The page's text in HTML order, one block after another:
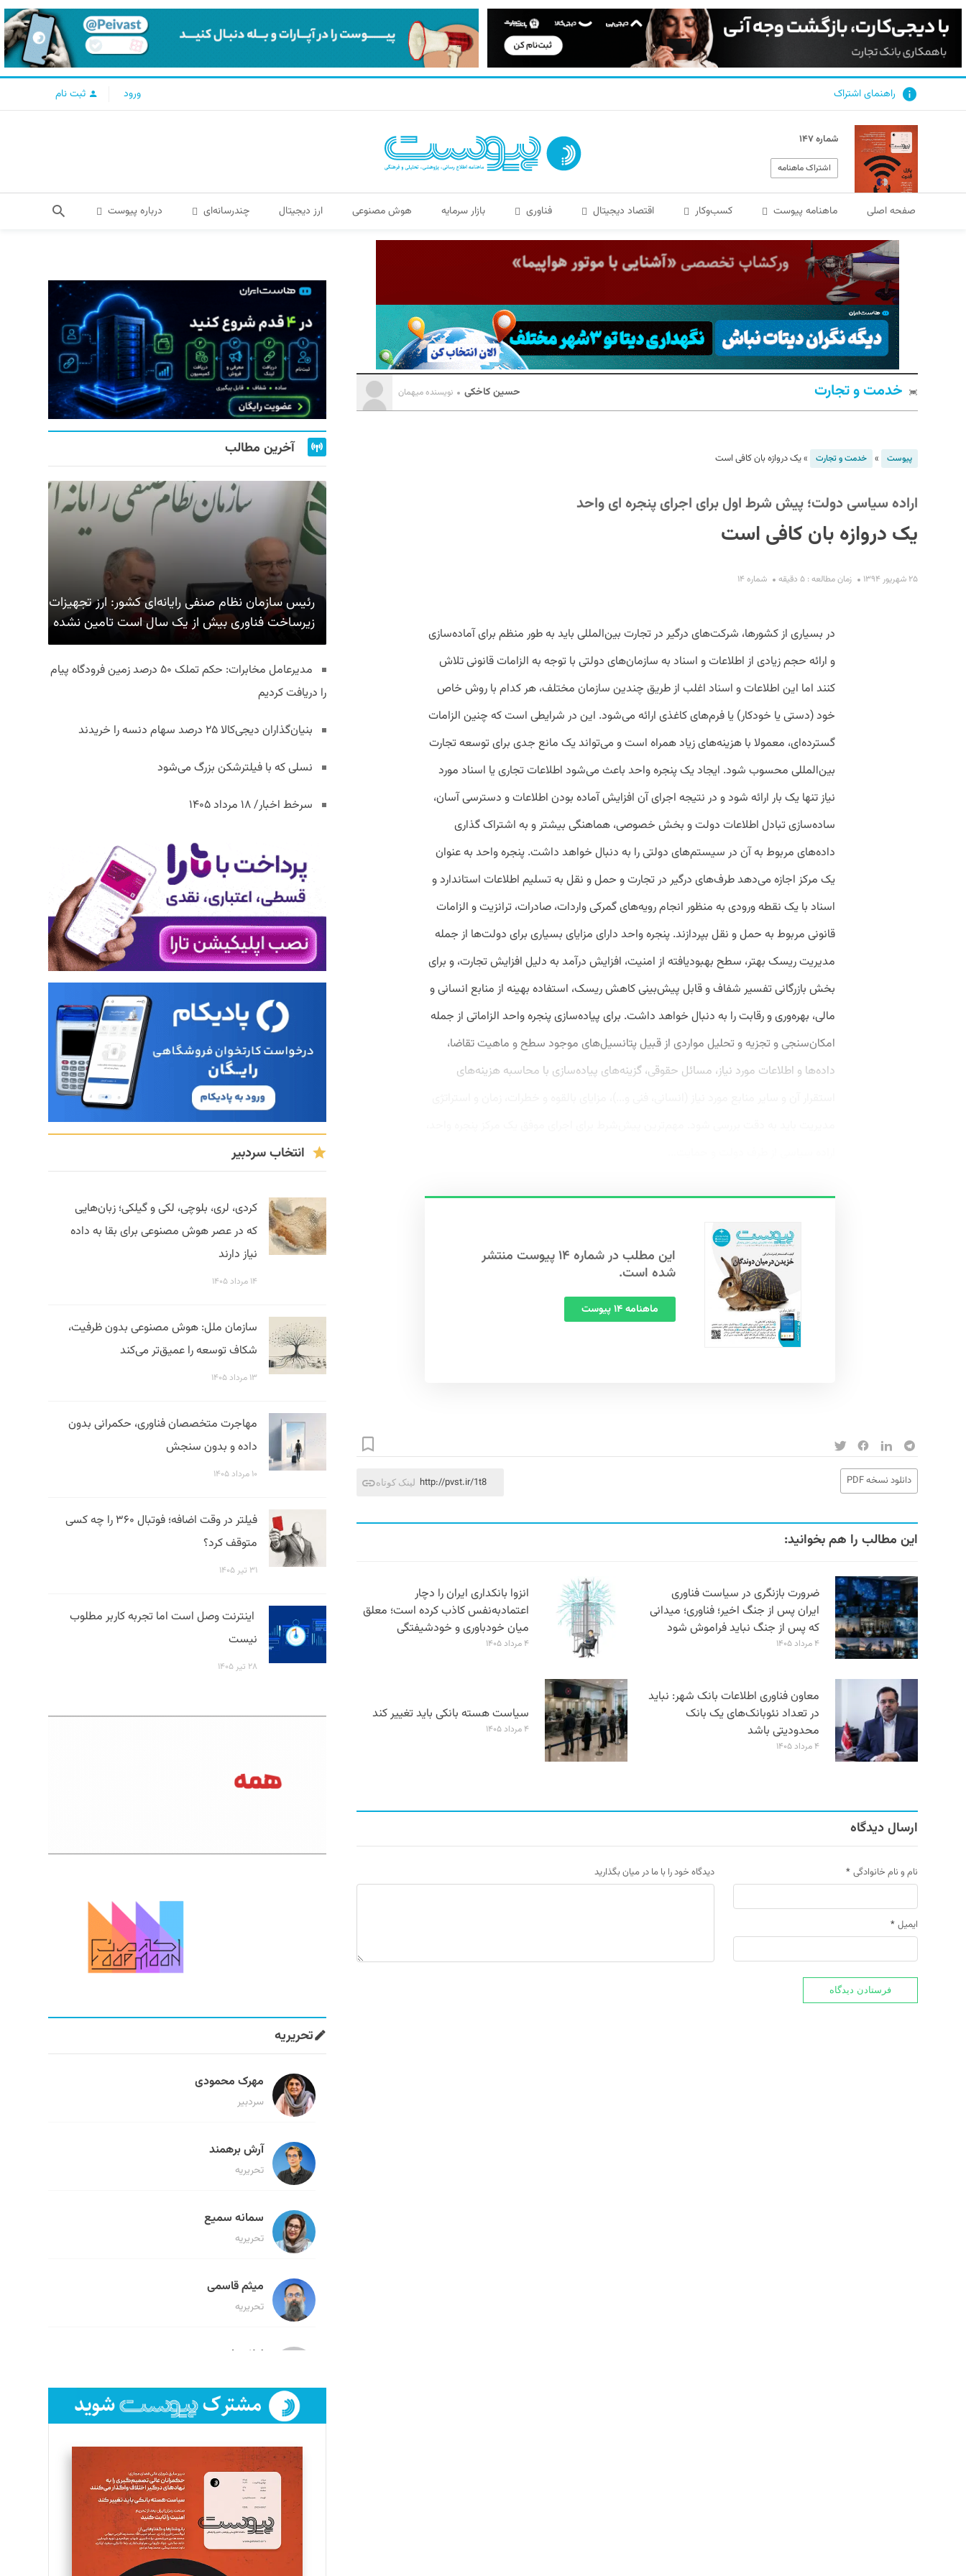
راهنمای اشتراک ورود ثبت نام
شماره ۱۴۷
اشتراک ماهنامه
صفحه اصلی ماهنامه پیوست کسب‌و‌کار اقتصاد دیجیتال فناوری بازار سرمایه هوش مصنوعی ارز دیجیتال چندرسانه‌ای درباره پیوست
خدمت و تجارت حسین کاخکی نویسنده میهمان
پیوست » خدمت و تجارت »یک دروازه بان کافی است
اراده سیاسی دولت؛ پیش شرط اول برای اجرای پنجره ای واحد
یک دروازه بان کافی است
۲۵ شهریور ۱۳۹۴ زمان مطالعه : ۵ دقیقه شماره ۱۴
در بسیاری از کشورها، شرکت‌های درگیر در تجارت بین‌المللی باید به طور منظم برای آماده‌سازی
و ارائه حجم زیادی از اطلاعات و اسناد به سازمان‌های دولتی با توجه به الزامات قانونی تلاش
کنند اما این اطلاعات و اسناد اغلب از طریق چندین سازمان مختلف، هر کدام با روش خاص
خود (دستی یا خودکار) یا فرم‌های کاغذی ارائه می‌شود. این در شرایطی است که چنین الزامات
گسترده‌ای، معمولا با هزینه‌های زیاد همراه است و می‌تواند یک مانع جدی برای توسعه تجارت
بین‌المللی محسوب شود. ایجاد یک پنجره واحد باعث می‌شود اطلاعات تجاری یا اسناد مورد
نیاز تنها یک بار ارائه شود و در نتیجه اجرای آن افزایش آماده بودن اطلاعات و دسترسی آسان،
ساده‌سازی تبادل اطلاعات دولت و بخش خصوصی، هماهنگی بیشتر و به اشتراک گذاری
داده‌های مربوط به آن در سیستم‌های دولتی را به ‌دنبال خواهد داشت. پنجره واحد به عنوان
یک مرکز اجازه می‌دهد طرف‌های درگیر در تجارت و حمل و نقل به تسلیم اطلاعات استاندارد و
اسناد با یک نقطه ورودی به منظور انجام رویه‌های گمرکی واردات، صادرات، ترانزیت و الزامات
قانونی مربوط به حمل و نقل بپردازند. پنجره واحد دارای مزایای بسیاری برای دولت‌ها از جمله
مدیریت ریسک بهتر، سطح بهبودیافته از امنیت، افزایش درآمد به دلیل افزایش تجارت، و برای
بخش بازرگانی تفسیر شفاف و قابل پیش‌بینی کاهش ریسک، استفاده بهینه از منابع انسانی و
مالی، بهره‌وری و رقابت را به دنبال خواهد داشت. برای پیاده‌سازی پنجره واحد الزاماتی از جمله
امکان‌سنجی و تجزیه و تحلیل مواردی از قبیل پتانسیل‌های موجود سطح و ماهیت تقاضا،
داده‌ها و اطلاعات مورد نیاز، مسائل حقوقی، گزینه‌های پیاده‌سازی با محاسبه هزینه‌های
این مطلب در شماره ۱۴ پیوست منتشر
شده است.
ماهنامه ۱۴ پیوست
دانلود نسخه PDF لینک کوتاه http://pvst.ir/1t8
این مطالب را هم بخوانید:
ضرورت بازنگری در سیاست فناوری
ایران پس از جنگ اخیر؛ فناوری؛ میدانی
که پس از جنگ نباید فراموش شود
۴ مرداد ۱۴۰۵
انزوا بانکداری ایران را دچار
اعتمادبه‌نفس کاذب کرده است؛ معلق
میان خودباوری و خودشیفتگی
۴ مرداد ۱۴۰۵
معاون فناوری اطلاعات بانک شهر: نباید
در تعداد نئوبانک‌های یک بانک
محدودیتی باشد
۴ مرداد ۱۴۰۵
سیاست هسته بانکی باید تغییر کند
۴ مرداد ۱۴۰۵
ارسال دیدگاه
نام و نام خانوادگی *
ایمیل *
دیدگاه خود را با ما در میان بگذارید
آخرین مطالب
رئیس سازمان نظام صنفی رایانه‌ای کشور: ارز تجهیزات
زیرساخت فناوری بیش از یک سال است تامین نشده
مدیرعامل مخابرات: حکم تملک ۵۰ درصد زمین فرودگاه پیام
را دریافت کردیم
بنیان‌گذاران دیجی‌کالا ۲۵ درصد سهام دنسه را خریدند
نسلی که با فیلترشکن بزرگ می‌شود
سرخط اخبار/ ۱۸ مرداد ۱۴۰۵
انتخاب سردبیر
کردی، لری، بلوچی، لکی و گیلکی؛ زبان‌هایی
که در عصر هوش مصنوعی برای بقا به داده
نیاز دارند
۱۴ مرداد ۱۴۰۵
سازمان ملل: هوش مصنوعی بدون ظرفیت،
شکاف توسعه را عمیق‌تر می‌کند
۱۳ مرداد ۱۴۰۵
مهاجرت متخصصان فناوری، حکمرانی بدون
داده و بدون سنجش
۱۰ مرداد ۱۴۰۵
فیلتر در وقت اضافه؛ فوتبال ۳۶۰ را چه کسی
متوقف کرد؟
۳۱ تیر ۱۴۰۵
اینترنت وصل است اما تجربه کاربر مطلوب
نیست
۲۸ تیر ۱۴۰۵
تحریریه
مهرک محمودی
سردبیر
آرش برهمند
تحریریه
سمانه سمیع
تحریریه
میثم قاسمی
تحریریه
لیلا حنارود
فائزه فتحی رستمی
تحریریه
سروش کرمیان
تحریریه
مینا پاکدل